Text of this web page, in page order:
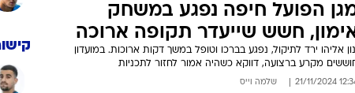
הפועל חיפה נפגע במשחק
חשש שייעדר תקופה ארוכה
אליהו ירד לתיקול, נפגע בברכו וטופל במשך דקות ארוכות. במועדון
מקרע ברצועה, דווקא כשהיה אמור לחזור לתכניות
12:34 21/11/ שלמה וייס